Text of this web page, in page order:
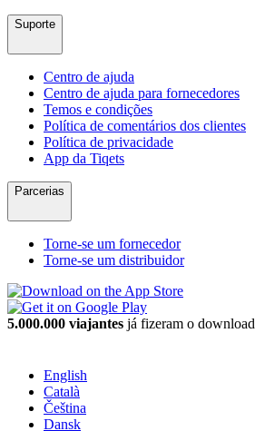
Suporte
Centro de ajuda
Centro de ajuda para fornecedores
Temos e condições
Política de comentários dos clientes
Política de privacidade
App da Tiqets
Parcerias
Torne-se um fornecedor
Torne-se um distribuidor
5.000.000 viajantes já fizeram o download
English
Català
Čeština
Dansk